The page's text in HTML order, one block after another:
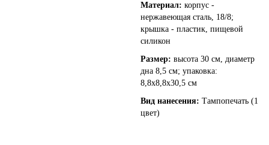
Материал: корпус -
нержавеющая сталь, 18/8;
крышка - пластик, пищевой
силикон
Размер: высота 30 см, диаметр
дна 8,5 см; упаковка:
8,8х8,8х30,5 см
Вид нанесения: Тампопечать (1
цвет)